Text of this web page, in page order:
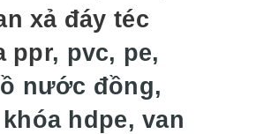
xả đáy téc
ppr, pvc, pe,
nước đồng,
hdpe, van